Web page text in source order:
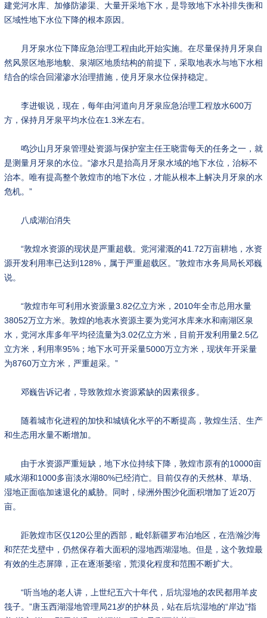
建党河水库、加修防渗渠、大量开采地下水，是导致地下水补排失衡和
区域性地下水位下降的根本原因。
月牙泉水位下降应急治理工程由此开始实施。在尽量保持月牙泉自
然风景区地形地貌、泉湖区地质结构的前提下，采取地表水与地下水相
结合的综合回灌渗水治理措施，使月牙泉水位保持稳定。
李进银说，现在，每年由河道向月牙泉应急治理工程放水600万
方，保持月牙泉平均水位在1.3米左右。
鸣沙山月牙泉管理处资源与保护室主任王晓雷每天的任务之一，就
是测量月牙泉的水位。“渗水只是抬高月牙泉水域的地下水位，治标不
治本。唯有提高整个敦煌市的地下水位，才能从根本上解决月牙泉的水
危机。”
八成湖泊消失
“敦煌水资源的现状是严重超载。党河灌溉的41.72万亩耕地，水资
源开发利用率已达到128%，属于严重超载区。”敦煌市水务局局长邓巍
说。
“敦煌市年可利用水资源量3.82亿立方米，2010年全市总用水量
38052万立方米。敦煌的地表水资源主要为党河水库来水和南湖区泉
水，党河水库多年平均径流量为3.02亿立方米，目前开发利用量2.5亿
立方米，利用率95%；地下水可开采量5000万立方米，现状年开采量
为8760万立方米，严重超采。”
邓巍告诉记者，导致敦煌水资源紧缺的因素很多。
随着城市化进程的加快和城镇化水平的不断提高，敦煌生活、生产
和生态用水量不断增加。
由于水资源严重短缺，地下水位持续下降，敦煌市原有的10000亩
咸水湖和1000多亩淡水湖80%已经消亡。目前仅存的天然林、草场、
湿地正面临加速退化的威胁。同时，绿洲外围沙化面积增加了近20万
亩。
距敦煌市区仅120公里的西部，毗邻新疆罗布泊地区，在浩瀚沙海
和茫茫戈壁中，仍然保存着大面积的湿地西湖湿地。但是，这个敦煌最
有效的生态屏障，正在逐渐萎缩，荒漠化程度和范围不断扩大。
“听当地的老人讲，上世纪五六十年代，后坑湿地的农民都用羊皮
筏子。”唐玉西湖湿地管理局21岁的护林员，站在后坑湿地的“岸边”指